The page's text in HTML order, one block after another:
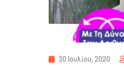
30 Ιουλίου, 2020